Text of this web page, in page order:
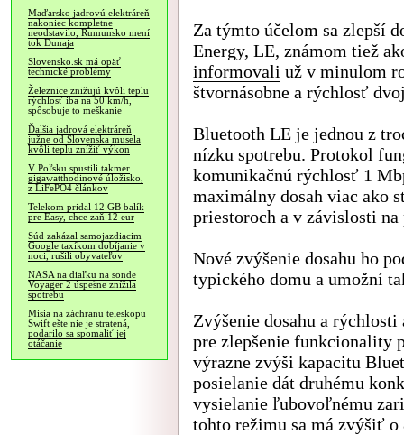
Maďarsko jadrovú elektráreň
nakoniec kompletne
neodstavilo, Rumunsko mení
tok Dunaja
Slovensko.sk má opäť
technické problémy
Železnice znižujú kvôli teplu
rýchlosť iba na 50 km/h,
spôsobuje to meškanie
Ďalšia jadrová elektráreň
južne od Slovenska musela
kvôli teplu znížiť výkon
V Poľsku spustili takmer
gigawatthodinové úložisko,
z LiFePO4 článkov
Telekom pridal 12 GB balík
pre Easy, chce zaň 12 eur
Súd zakázal samojazdiacim
Google taxíkom dobíjanie v
noci, rušili obyvateľov
NASA na diaľku na sonde
Voyager 2 úspešne znížila
spotrebu
Misia na záchranu teleskopu
Swift ešte nie je stratená,
podarilo sa spomaliť jej
otáčanie
Za týmto účelom sa zlepší
Energy, LE, známom tiež
informovali už v minulom
štvornásobne a rýchlosť
Bluetooth LE je jednou z
nízku spotrebu. Protokol
komunikačnú rýchlosť 1
maximálny dosah viac ako
priestoroch a v závislosti
Nové zvýšenie dosahu ho
typického domu a umožní
Zvýšenie dosahu a
pre zlepšenie funkcionality
výrazne zvýši kapacitu
posielanie dát druhému
vysielanie ľubovoľnému
tohto režimu sa má zvýšiť o